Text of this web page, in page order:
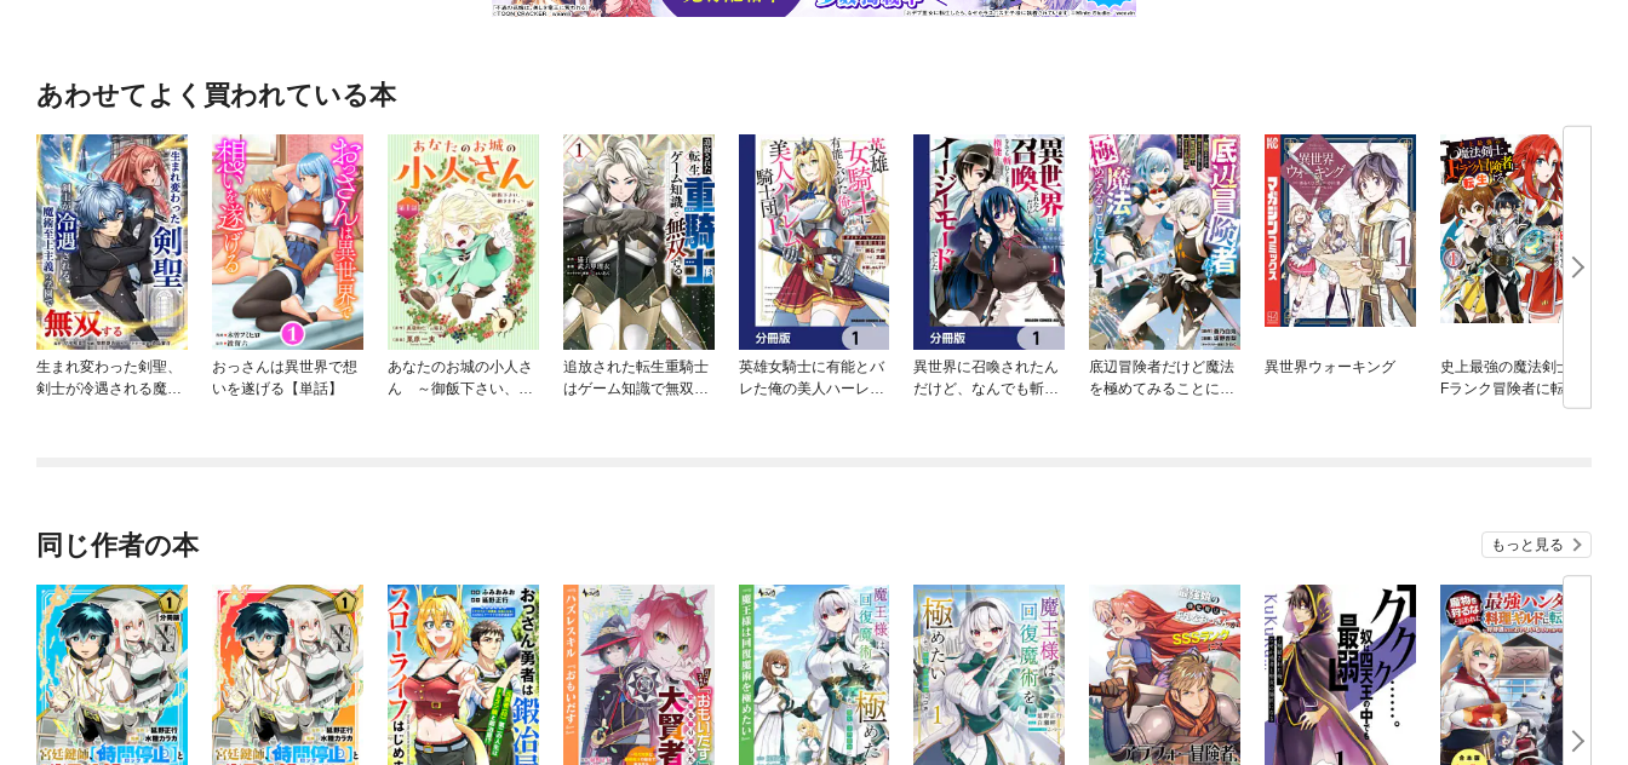
あわせてよく買われている本
生まれ変わった剣聖、
剣士が冷遇される魔術
おっさんは異世界で想
いを遂げる【単話】
あなたのお城の小人さ
ん ～御飯下さい、働
追放された転生重騎士
はゲーム知識で無双す
英雄女騎士に有能とバ
レた俺の美人ハーレム
異世界に召喚されたん
だけど、なんでも斬れ
底辺冒険者だけど魔法
を極めてみることにし
異世界ウォーキング
史上最強の魔法剣士、
Fランク冒険者に転生
する ～剣聖と魔帝、2
同じ作者の本 もっと見る